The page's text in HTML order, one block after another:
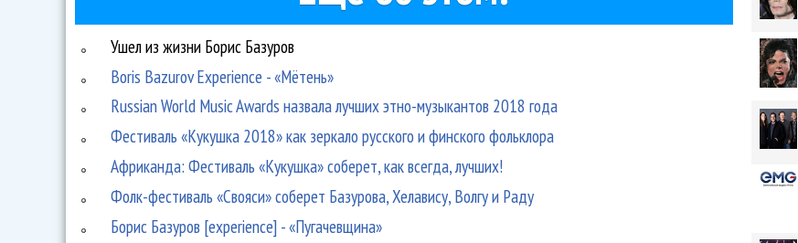
Ушел из жизни Борис Базуров
Boris Bazurov Experience - «Мётень»
Russian World Music Awards назвала лучших этно-музыкантов 2018 года
Фестиваль «Кукушка 2018» как зеркало русского и финского фольклора
Африканда: Фестиваль «Кукушка» соберет, как всегда, лучших!
Фолк-фестиваль «Свояси» соберет Базурова, Хелавису, Волгу и Раду
Борис Базуров [experience] - «Пугачевщина»